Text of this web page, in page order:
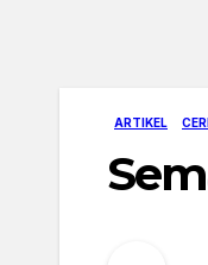
ARTIKEL